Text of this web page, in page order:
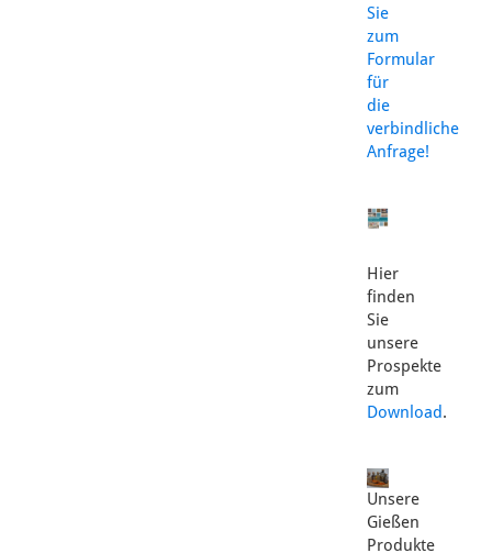
Sie
zum
Formular
für
die
verbindliche
Anfrage!
Hier
finden
Sie
unsere
Prospekte
zum
Download.
Unsere
Gießen
Produkte